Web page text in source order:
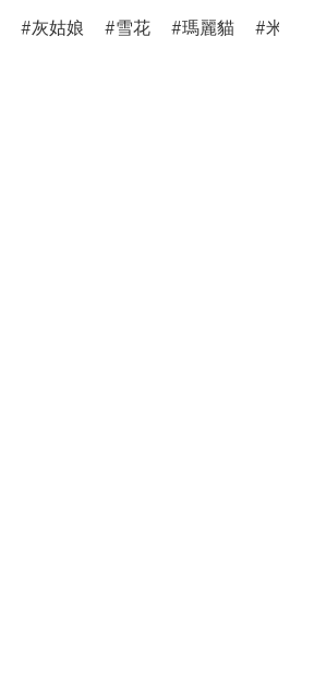
灰姑娘 雪花 瑪麗貓 米菲